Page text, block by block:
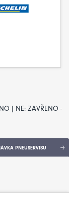
| NE: ZAVŘENO -
PNEUSERVISU